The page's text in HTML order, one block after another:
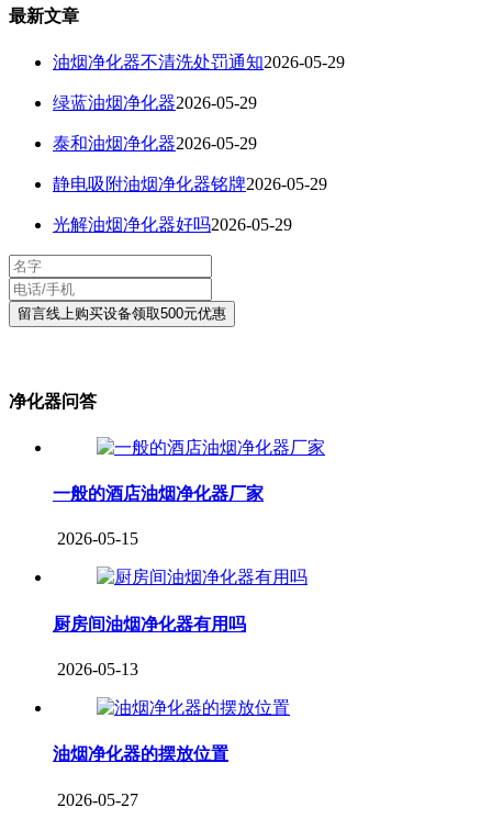
最新文章
油烟净化器不清洗处罚通知2026-05-29
绿蓝油烟净化器2026-05-29
泰和油烟净化器2026-05-29
静电吸附油烟净化器铭牌2026-05-29
光解油烟净化器好吗2026-05-29
净化器问答
一般的酒店油烟净化器厂家
2026-05-15
厨房间油烟净化器有用吗
2026-05-13
油烟净化器的摆放位置
2026-05-27